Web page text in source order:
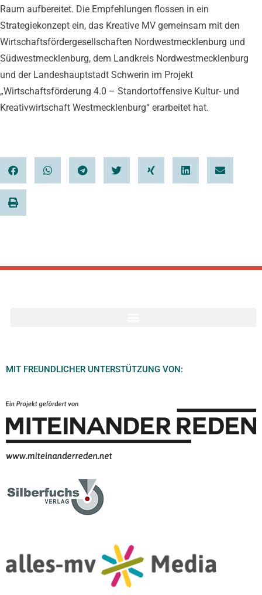
Raum aufbereitet. Die Empfehlungen flossen in ein
Strategiekonzept ein, das Kreative MV gemeinsam mit den
Wirtschaftsfördergesellschaften Nordwestmecklenburg und
Südwestmecklenburg, dem Landkreis Nordwestmecklenburg
und der Landeshauptstadt Schwerin im Projekt
„Wirtschaftsförderung 4.0 – Standortoffensive Kultur- und
Kreativwirtschaft Westmecklenburg“ erarbeitet hat.
MIT FREUNDLICHER UNTERSTÜTZUNG VON: